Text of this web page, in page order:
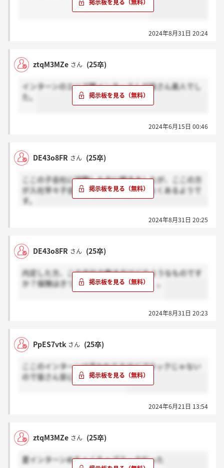
2024年8月31日 20:24
ztqM3MZe さん (25卒)
インターンのエリア職メンターさんが皆さん美人でし
た。
2024年6月15日 00:46
DE43o8FR さん (25卒)
ここの子会社に就職した方に聞きましたが、ここの方
が入社早々子会社に出向に行くことがよくあるようで
す。
2024年8月31日 20:25
DE43o8FR さん (25卒)
内定した方、この会社の働き方はどのようなものです
か？保険はきつい印象がありますが。。。
2024年8月31日 20:23
PpES7vtk さん (25卒)
ここのインターンは言われてるほどブラックじゃない
ので皆さん安心してください笑
2024年6月21日 13:54
ztqM3MZe さん (25卒)
夏インターンめちゃくちゃブラックだった